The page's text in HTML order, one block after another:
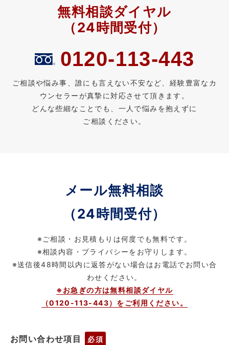
無料相談ダイヤル
（24時間受付）
0120-113-443
ご相談や悩み事、誰にも言えない不安など、経験豊富なカ
ウンセラーが真摯に対応させて頂きます。
どんな些細なことでも、一人で悩みを抱えずに
ご相談ください。
メール無料相談
（24時間受付）
※ご相談・お見積もりは何度でも無料です。
※相談内容・プライバシーをお守りします。
※送信後48時間以内に返答がない場合はお電話でお問い合
わせください。
※お急ぎの方は無料相談ダイヤル
（0120-113-443）をご利用ください。
お問い合わせ項目 必須